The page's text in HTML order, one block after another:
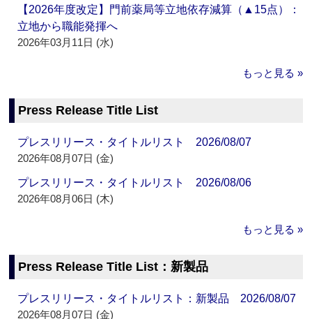
【2026年度改定】門前薬局等立地依存減算（▲15点）：
立地から職能発揮へ
2026年03月11日 (水)
もっと見る »
Press Release Title List
プレスリリース・タイトルリスト 2026/08/07
2026年08月07日 (金)
プレスリリース・タイトルリスト 2026/08/06
2026年08月06日 (木)
もっと見る »
Press Release Title List：新製品
プレスリリース・タイトルリスト：新製品 2026/08/07
2026年08月07日 (金)